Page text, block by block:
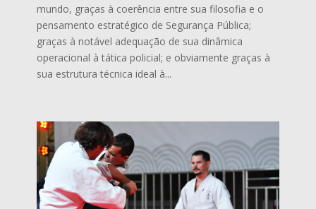
mundo, graças à coerência entre sua filosofia e o
pensamento estratégico de Segurança Pública;
graças à notável adequação de sua dinâmica
operacional à tática policial; e obviamente graças à
sua estrutura técnica ideal à...